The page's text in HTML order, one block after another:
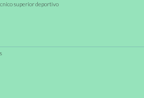
superior deportivo